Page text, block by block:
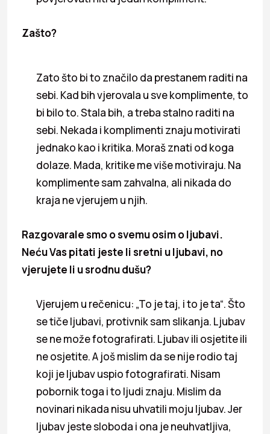
Zašto?
Zato što bi to značilo da prestanem raditi na
sebi. Kad bih vjerovala u sve komplimente, to
bi bilo to. Stala bih, a treba stalno raditi na
sebi. Nekada i komplimenti znaju motivirati
jednako kao i kritika. Moraš znati od koga
dolaze. Mada, kritike me više motiviraju. Na
komplimente sam zahvalna, ali nikada do
kraja ne vjerujem u njih.
Razgovarale smo o svemu osim o ljubavi.
Neću Vas pitati jeste li sretni u ljubavi, no
vjerujete li u srodnu dušu?
Vjerujem u rečenicu: „To je taj, i to je ta“. Što
se tiče ljubavi, protivnik sam slikanja. Ljubav
se ne može fotografirati. Ljubav ili osjetite ili
ne osjetite. A još mislim da se nije rodio taj
koji je ljubav uspio fotografirati. Nisam
pobornik toga i to ljudi znaju. Mislim da
novinari nikada nisu uhvatili moju ljubav. Jer
ljubav jeste sloboda i ona je neuhvatljiva,